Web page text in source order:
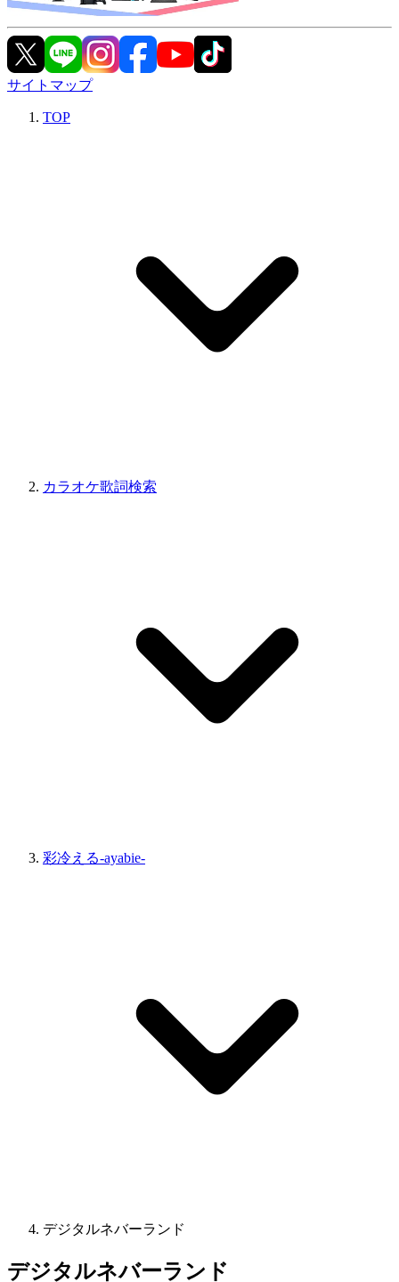
サイトマップ
TOP
カラオケ歌詞検索
彩冷える-ayabie-
デジタルネバーランド
デジタルネバーランド